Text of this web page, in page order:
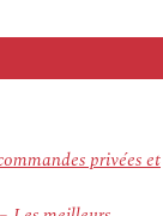
privées et